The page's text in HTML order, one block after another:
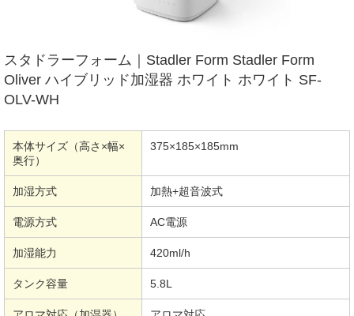
スタドラーフォーム｜Stadler Form Stadler Form
Oliver ハイブリッド加湿器 ホワイト ホワイト SF-
OLV-WH
本体サイズ（高さ×幅×
奥行）
375×185×185mm
加湿方式 加熱+超音波式
電源方式 AC電源
加湿能力 420ml/h
タンク容量 5.8L